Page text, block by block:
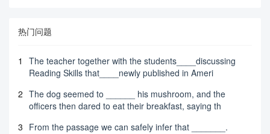
热门问题
1
The teacher together with the students____discussing
Reading Skills that____newly published in Ameri
2 The dog seemed to ______ his mushroom, and the
officers then dared to eat their breakfast, saying th
3 From the passage we can safely infer that _______.